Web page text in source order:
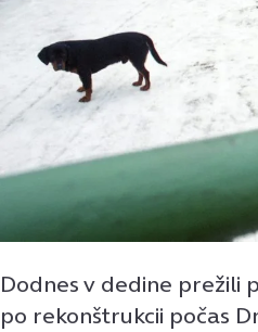
Dodnes v dedine prežili
po rekonštrukcii počas